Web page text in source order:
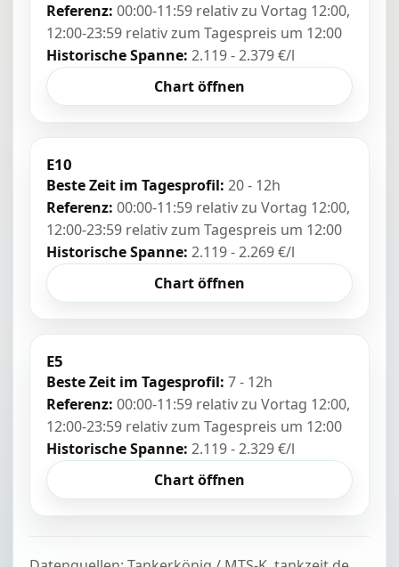
Referenz: 00:00-11:59 relativ zu Vortag 12:00,
12:00-23:59 relativ zum Tagespreis um 12:00
Historische Spanne: 2.119 - 2.379 €/l
Chart öffnen
E10
Beste Zeit im Tagesprofil: 20 - 12h
Referenz: 00:00-11:59 relativ zu Vortag 12:00,
12:00-23:59 relativ zum Tagespreis um 12:00
Historische Spanne: 2.119 - 2.269 €/l
Chart öffnen
E5
Beste Zeit im Tagesprofil: 7 - 12h
Referenz: 00:00-11:59 relativ zu Vortag 12:00,
12:00-23:59 relativ zum Tagespreis um 12:00
Historische Spanne: 2.119 - 2.329 €/l
Chart öffnen